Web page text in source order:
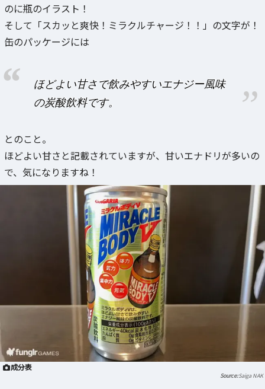
のに瓶のイラスト！
そして「スカッと爽快！ミラクルチャージ！！」の文字が！
缶のパッケージには
ほどよい甘さで飲みやすいエナジー風味
の炭酸飲料です。
とのこと。
ほどよい甘さと記載されていますが、甘いエナドリが多いの
で、気になりますね！
成分表
Saiga NAK